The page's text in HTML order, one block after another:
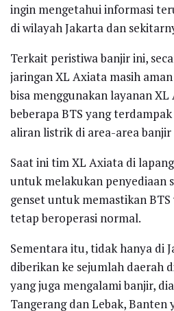
ingin mengetahui informasi
di wilayah Jakarta dan
Terkait peristiwa banjir ini,
jaringan XL Axiata masih
bisa menggunakan layanan
beberapa BTS yang
aliran listrik di area-area banjir
Saat ini tim XL Axiata di
untuk melakukan penyediaan
genset untuk memastikan
tetap beroperasi normal.
Sementara itu, tidak hanya di
diberikan ke sejumlah daerah
yang juga mengalami banjir,
Tangerang dan Lebak,